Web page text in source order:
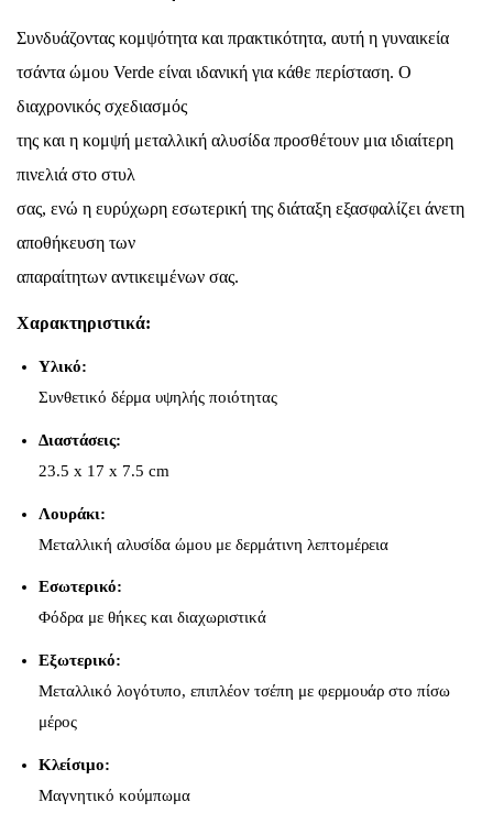
Συνδυάζοντας κομψότητα και πρακτικότητα, αυτή η γυναικεία
τσάντα ώμου Verde είναι ιδανική για κάθε περίσταση. Ο
διαχρονικός σχεδιασμός
της και η κομψή μεταλλική αλυσίδα προσθέτουν μια ιδιαίτερη
πινελιά στο στυλ
σας, ενώ η ευρύχωρη εσωτερική της διάταξη εξασφαλίζει άνετη
αποθήκευση των
απαραίτητων αντικειμένων σας.
Χαρακτηριστικά:
Υλικό:
Συνθετικό δέρμα υψηλής ποιότητας
Διαστάσεις:
23.5 x 17 x 7.5 cm
Λουράκι:
Μεταλλική αλυσίδα ώμου με δερμάτινη λεπτομέρεια
Εσωτερικό:
Φόδρα με θήκες και διαχωριστικά
Εξωτερικό:
Μεταλλικό λογότυπο, επιπλέον τσέπη με φερμουάρ στο πίσω
μέρος
Κλείσιμο:
Μαγνητικό κούμπωμα